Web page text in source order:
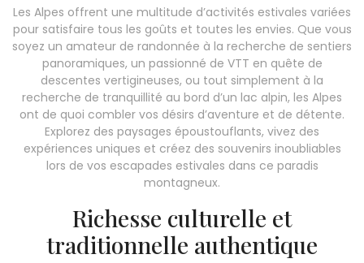
Les Alpes offrent une multitude d’activités estivales variées
pour satisfaire tous les goûts et toutes les envies. Que vous
soyez un amateur de randonnée à la recherche de sentiers
panoramiques, un passionné de VTT en quête de
descentes vertigineuses, ou tout simplement à la
recherche de tranquillité au bord d’un lac alpin, les Alpes
ont de quoi combler vos désirs d’aventure et de détente.
Explorez des paysages époustouflants, vivez des
expériences uniques et créez des souvenirs inoubliables
lors de vos escapades estivales dans ce paradis
montagneux.
Richesse culturelle et
traditionnelle authentique